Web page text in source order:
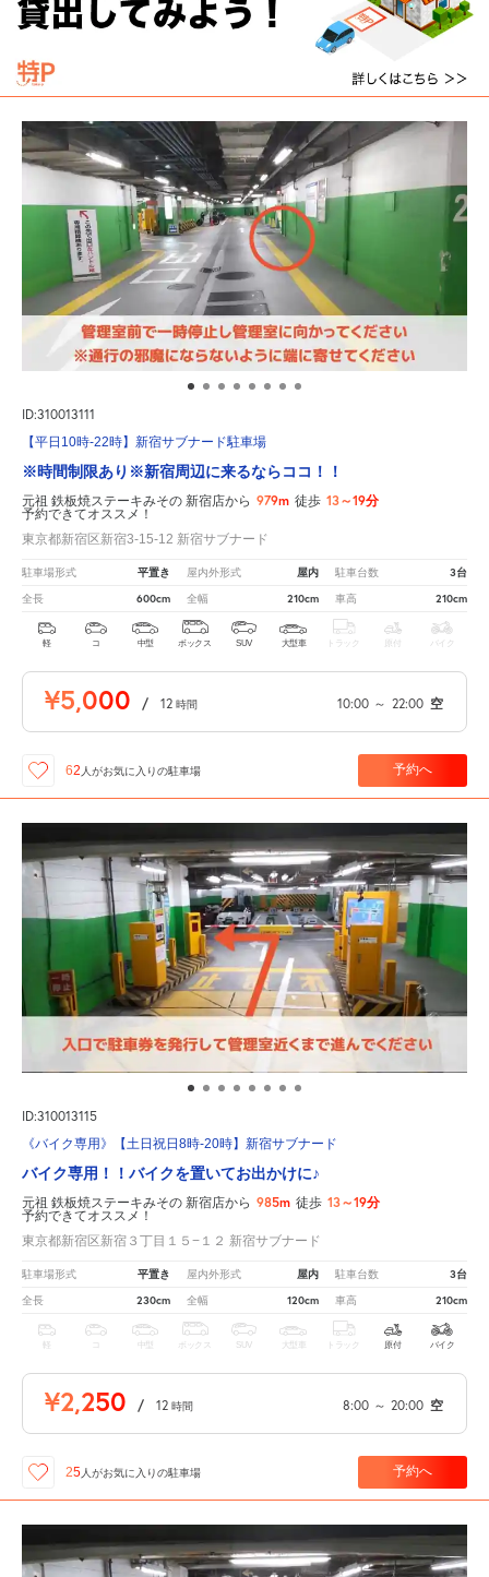
ID:310013111
【平日10時-22時】新宿サブナード駐車場
※時間制限あり※新宿周辺に来るならココ！！
元祖 鉄板焼ステーキみその 新宿店から 979m 徒歩 13～19分
予約できてオススメ！
東京都新宿区新宿3-15-12 新宿サブナード
駐車場形式 平置き 屋内外形式 屋内 駐車台数 3台
全長 600cm 全幅 210cm 車高 210cm
軽 コ 中型 ボックス SUV 大型車 トラック 原付 バイク
¥5,000 / 12 時間 10:00 ～ 22:00 空
62 人がお気に入りの駐車場 予約へ
ID:310013115
《バイク専用》【土日祝日8時-20時】新宿サブナード
バイク専用！！バイクを置いてお出かけに♪
元祖 鉄板焼ステーキみその 新宿店から 985m 徒歩 13～19分
予約できてオススメ！
東京都新宿区新宿３丁目１５−１２ 新宿サブナード
駐車場形式 平置き 屋内外形式 屋内 駐車台数 3台
全長 230cm 全幅 120cm 車高 210cm
中型 ボックス SUV 大型車 トラック 原付 バイク
¥2,250 / 12 時間 8:00 ～ 20:00 空
25 人がお気に入りの駐車場 予約へ